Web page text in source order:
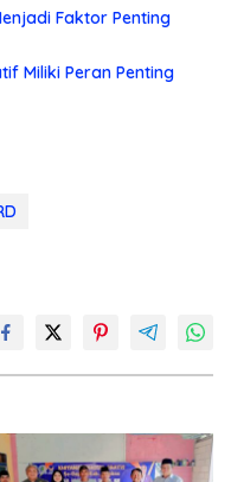
Faktor Penting
Miliki Peran Penting